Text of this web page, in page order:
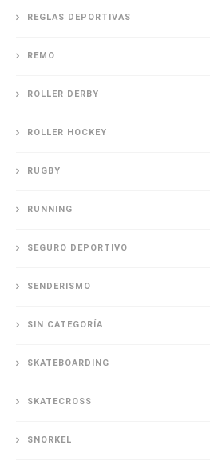
REGLAS DEPORTIVAS
REMO
ROLLER DERBY
ROLLER HOCKEY
RUGBY
RUNNING
SEGURO DEPORTIVO
SENDERISMO
SIN CATEGORÍA
SKATEBOARDING
SKATECROSS
SNORKEL